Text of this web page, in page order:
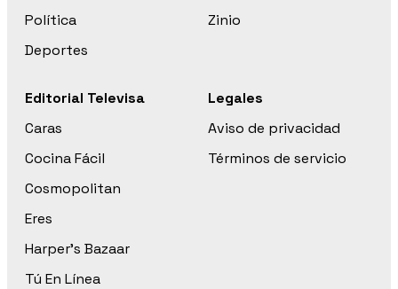
Política
Deportes
Zinio
Editorial Televisa
Caras
Cocina Fácil
Cosmopolitan
Eres
Harper’s Bazaar
Tú En Línea
Legales
Aviso de privacidad
Términos de servicio